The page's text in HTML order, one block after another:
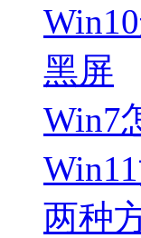
黑屏
Win7
两种